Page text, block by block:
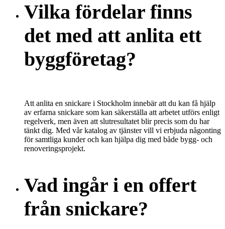
Vilka fördelar finns
det med att anlita ett
byggföretag?
Att anlita en snickare i Stockholm innebär att du kan få hjälp
av erfarna snickare som kan säkerställa att arbetet utförs enligt
regelverk, men även att slutresultatet blir precis som du har
tänkt dig. Med vår katalog av tjänster vill vi erbjuda någonting
för samtliga kunder och kan hjälpa dig med både bygg- och
renoveringsprojekt.
Vad ingår i en offert
från snickare?